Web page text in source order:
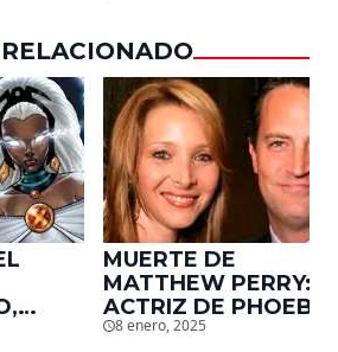
DE
MUERTE DE
MATTHEW PERRY:
ACTRIZ DE PHOEBE,
EN ‘FRIENDS’,
8 enero, 2025